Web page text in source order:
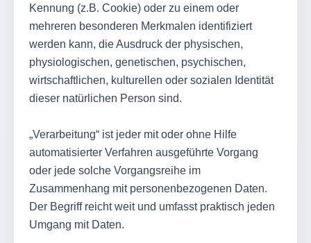
Kennung (z.B. Cookie) oder zu einem oder
mehreren besonderen Merkmalen identifiziert
werden kann, die Ausdruck der physischen,
physiologischen, genetischen, psychischen,
wirtschaftlichen, kulturellen oder sozialen Identität
dieser natürlichen Person sind.
„Verarbeitung“ ist jeder mit oder ohne Hilfe
automatisierter Verfahren ausgeführte Vorgang
oder jede solche Vorgangsreihe im
Zusammenhang mit personenbezogenen Daten.
Der Begriff reicht weit und umfasst praktisch jeden
Umgang mit Daten.